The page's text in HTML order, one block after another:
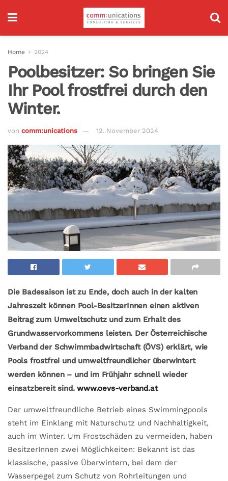
Home 2024
Poolbesitzer: So bringen Sie
Ihr Pool frostfrei durch den
Winter.
von comm:unications 12. November 2024
Die Badesaison ist zu Ende, doch auch in der kalten
Jahreszeit können Pool-BesitzerInnen einen aktiven
Beitrag zum Umweltschutz und zum Erhalt des
Grundwasservorkommens leisten. Der Österreichische
Verband der Schwimmbadwirtschaft (ÖVS) erklärt, wie
Pools frostfrei und umweltfreundlicher überwintert
werden können – und im Frühjahr schnell wieder
einsatzbereit sind.www.oevs-verband.at
Der umweltfreundliche Betrieb eines Swimmingpools
steht im Einklang mit Naturschutz und Nachhaltigkeit,
auch im Winter. Um Frostschäden zu vermeiden, haben
BesitzerInnen zwei Möglichkeiten: Bekannt ist das
klassische, passive Überwintern, bei dem der
Wasserpegel zum Schutz von Rohrleitungen und